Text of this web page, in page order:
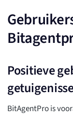
Positieve
BitAgentPro is